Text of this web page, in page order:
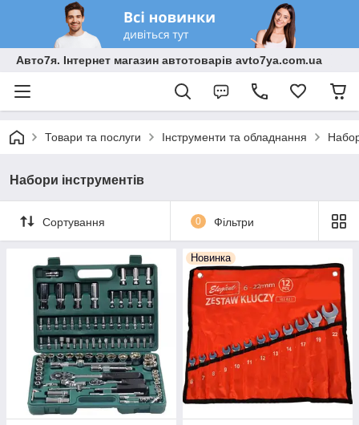
Авто7я. Інтернет магазин автотоварів avto7ya.com.ua
Товари та послуги Інструменти та обладнання
Набори інструментів
Сортування 0 Фільтри
Новинка